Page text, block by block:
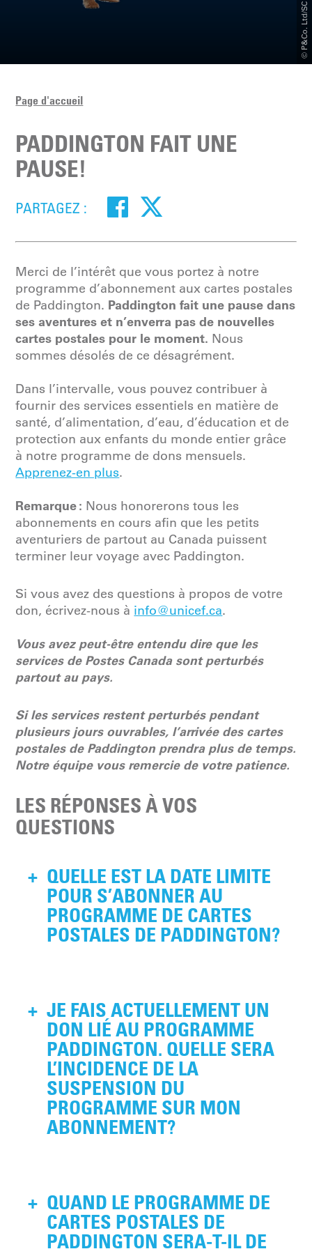
© P&Co. Ltd/SC 2025
Page d'accueil
PADDINGTON FAIT UNE
PAUSE!
PARTAGEZ :
Merci de l’intérêt que vous portez à notre
programme d’abonnement aux cartes postales
de Paddington. Paddington fait une pause dans
ses aventures et n’enverra pas de nouvelles
cartes postales pour le moment. Nous
sommes désolés de ce désagrément.
Dans l’intervalle, vous pouvez contribuer à
fournir des services essentiels en matière de
santé, d’alimentation, d’eau, d’éducation et de
protection aux enfants du monde entier grâce
à notre programme de dons mensuels.
Apprenez-en plus.
Remarque : Nous honorerons tous les
abonnements en cours afin que les petits
aventuriers de partout au Canada puissent
terminer leur voyage avec Paddington.
Si vous avez des questions à propos de votre
don, écrivez-nous à info@unicef.ca.
Vous avez peut-être entendu dire que les
services de Postes Canada sont perturbés
partout au pays.
Si les services restent perturbés pendant
plusieurs jours ouvrables, l’arrivée des cartes
postales de Paddington prendra plus de temps.
Notre équipe vous remercie de votre patience.
LES RÉPONSES À VOS
QUESTIONS
+ QUELLE EST LA DATE LIMITE
POUR S’ABONNER AU
PROGRAMME DE CARTES
POSTALES DE PADDINGTON?
programme de cartes postales de
Paddington estle 9 janvier 2026. À
compter du10 janvier 2026, le
programme de cartes postales de
Paddington sera suspendu et les
supporteurs et supportrices ne
pourront plus s’abonner en ligne ou
par téléphone.
+ JE FAIS ACTUELLEMENT UN
DON LIÉ AU PROGRAMME
PADDINGTON. QUELLE SERA
L’INCIDENCE DE LA
SUSPENSION DU
PROGRAMME SUR MON
ABONNEMENT?
trousses de pays et à envoyer les
courriels pour nos donatrices et
donateurs actuels. Une fois terminé
+ QUAND LE PROGRAMME DE
CARTES POSTALES DE
PADDINGTON SERA-T-IL DE